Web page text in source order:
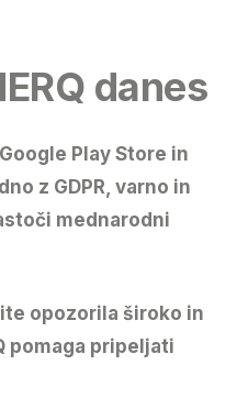
danes
Google Play Store in
z GDPR, varno in
mednarodni
opozorila široko in
pomaga pripeljati